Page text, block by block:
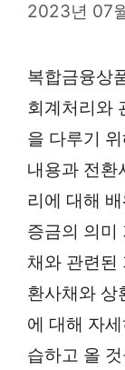
2023년 07
복합금융상
회계처리와
을 다루기
내용과 전환
리에 대해
증금의 의미
채와 관련된
환사채와 상
에 대해 자
습하고 올